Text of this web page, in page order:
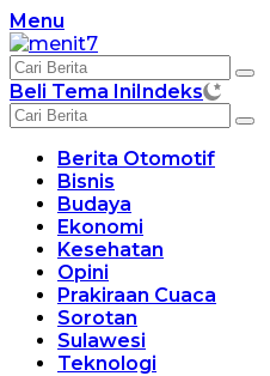
Langsung
ke
konten
Menu
Beli Tema IniIndeks
Berita Otomotif
Bisnis
Budaya
Ekonomi
Kesehatan
Opini
Prakiraan Cuaca
Sorotan
Sulawesi
Teknologi